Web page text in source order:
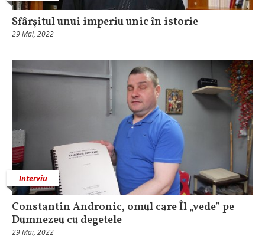
Sfârşitul unui imperiu unic în istorie
29 Mai, 2022
Interviu
Constantin Andronic, omul care Îl „vede” pe
Dumnezeu cu degetele
29 Mai, 2022